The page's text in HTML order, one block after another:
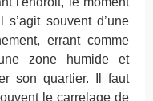
souvent d’une
errant comme
zone humide et
son quartier. Il faut
le carrelage de